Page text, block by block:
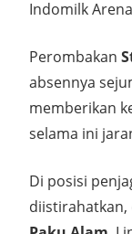
Indomilk
Perombakan
absennya
memberikan
selama ini
Di posisi